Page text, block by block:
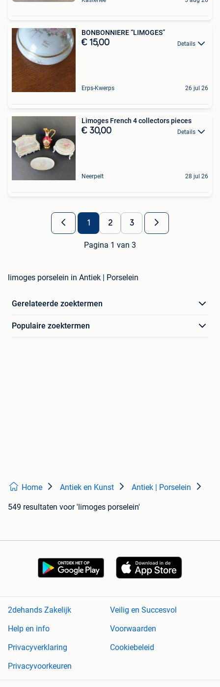
BONBONNIERE “LIMOGES”
€ 15,00 Details
Erps-Kwerps 26 jul 26
Limoges French 4 collectors pieces
€ 30,00 Details
Neerpelt 28 jul 26
1 2 3
Pagina 1 van 3
limoges porselein in Antiek | Porselein
Gerelateerde zoektermen
Populaire zoektermen
Home Antiek en Kunst Antiek | Porselein
549 resultaten voor 'limoges porselein'
2dehands Zakelijk
Veilig en Succesvol
Help en info
Voorwaarden
Privacyverklaring
Cookiebeleid
Privacyvoorkeuren